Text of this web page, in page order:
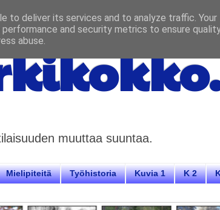
muuttaa suuntaa.
Mielipiteitä Työhistoria Kuvia 1 K 2
to deliver its services and to analyze traffic.
and security metrics to ensure
abuse.